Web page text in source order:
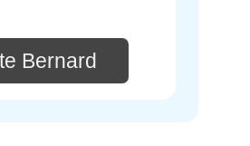
Bernard